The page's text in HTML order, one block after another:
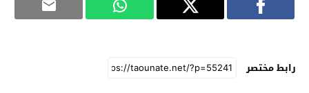
رابط مختصر